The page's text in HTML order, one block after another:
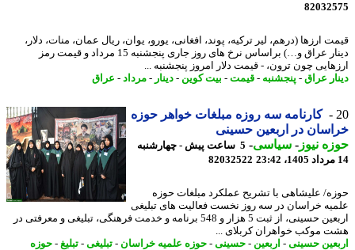
ارزها (درهم، لیر ترکیه، پوند، افغانی، یورو، یوان، ریال عمان، منات، دلار،
دینار عراق و…) براساس نرخ های روز جاری پنجشنبه 15 مرداد و قیمت رمز
چون ترون، - قیمت دلار امروز پنجشنبه ...
عراق- پنجشنبه-قیمت-بیت کوین-دینار -مرداد-عراق
کارنامه سه روزه مبلغات خواهر حوزه
در اربعین حسینی
نیوز-سیاسی-
5 ساعت پیش - چهارشنبه
82032522
علیشاهی با تشریح عملکرد مبلغات حوزه
خراسان در سه روز نخست فعالیت های تبلیغی
اربعین حسینی، از ثبت 5 هزار و 548 برنامه و خدمت فرهنگی، تبلیغی و معرفتی در
موکب خواهران کربلای ...
حسینی-اربعین -حسینی-حوزه علمیه خراسان-تبلیغی-تبلیغ -حوزه